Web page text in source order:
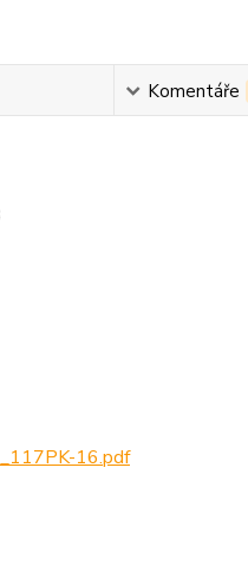
Komentáře
16.pdf